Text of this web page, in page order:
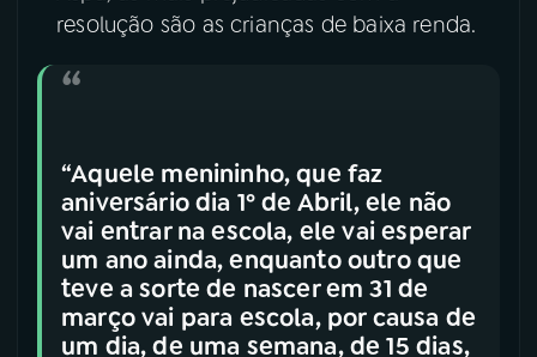
resolução são as crianças de baixa renda.
“Aquele menininho, que faz
aniversário dia 1º de Abril, ele não
vai entrar na escola, ele vai esperar
um ano ainda, enquanto outro que
teve a sorte de nascer em 31 de
março vai para escola, por causa de
um dia, de uma semana, de 15 dias,